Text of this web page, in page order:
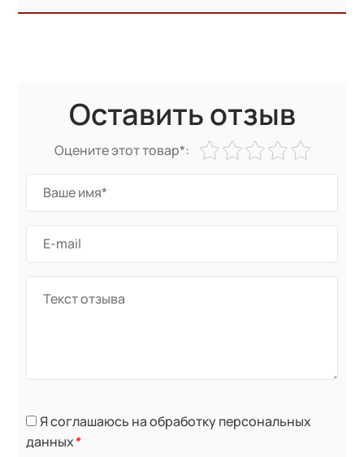
Оставить отзыв
Оцените этот товар*:
Я соглашаюсь на обработку персональных
данных*